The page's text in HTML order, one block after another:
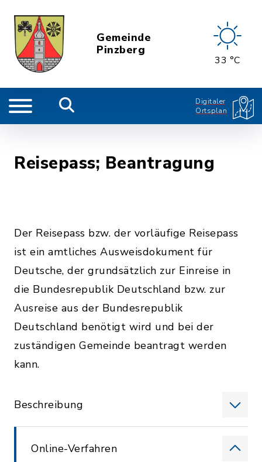
Gemeinde
Pinzberg
33 °C
Digitaler
Ortsplan
Reisepass; Beantragung
Der Reisepass bzw. der vorläufige Reisepass
ist ein amtliches Ausweisdokument für
Deutsche, der grundsätzlich zur Einreise in
die Bundesrepublik Deutschland bzw. zur
Ausreise aus der Bundesrepublik
Deutschland benötigt wird und bei der
zuständigen Gemeinde beantragt werden
kann.
Beschreibung
Online-Verfahren